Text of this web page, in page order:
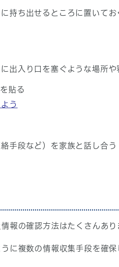
持ち出せるところに置いてお
出入り口を塞ぐような場所
貼る
う
手段など）を家族と話し合う
報の確認方法はたくさんあり
に複数の情報収集手段を確保